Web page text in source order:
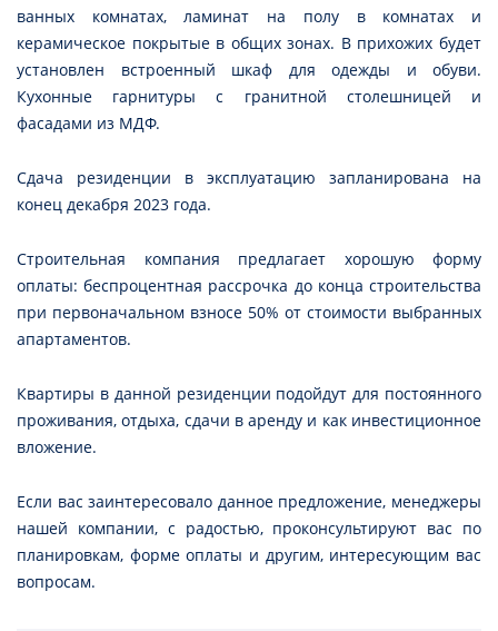
ванных комнатах, ламинат на полу в комнатах и
керамическое покрытые в общих зонах. В прихожих будет
установлен встроенный шкаф для одежды и обуви.
Кухонные гарнитуры с гранитной столешницей и
фасадами из МДФ.
Сдача резиденции в эксплуатацию запланирована на
конец декабря 2023 года.
Строительная компания предлагает хорошую форму
оплаты: беспроцентная рассрочка до конца строительства
при первоначальном взносе 50% от стоимости выбранных
апартаментов.
Квартиры в данной резиденции подойдут для постоянного
проживания, отдыха, сдачи в аренду и как инвестиционное
вложение.
Если вас заинтересовало данное предложение, менеджеры
нашей компании, с радостью, проконсультируют вас по
планировкам, форме оплаты и другим, интересующим вас
вопросам.